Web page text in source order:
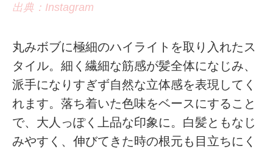
出典：Instagram
丸みボブに極細のハイライトを取り入れたス
タイル。細く繊細な筋感が髪全体になじみ、
派手になりすぎず自然な立体感を表現してく
れます。落ち着いた色味をベースにすること
で、大人っぽく上品な印象に。白髪ともなじ
みやすく、伸びてきた時の根元も目立ちにく